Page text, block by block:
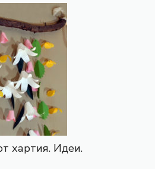
хартия. Идеи.